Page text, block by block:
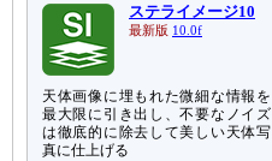
ステライメージ10
最新版 10.0f
天体画像に埋もれた微細な情報を
最大限に引き出し、不要なノイズ
は徹底的に除去して美しい天体写
真に仕上げる